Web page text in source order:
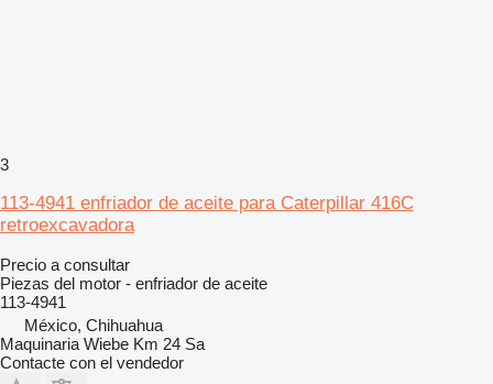
3
113-4941 enfriador de aceite para Caterpillar 416C
retroexcavadora
Precio a consultar
Piezas del motor - enfriador de aceite
113-4941
México, Chihuahua
Maquinaria Wiebe Km 24 Sa
Contacte con el vendedor